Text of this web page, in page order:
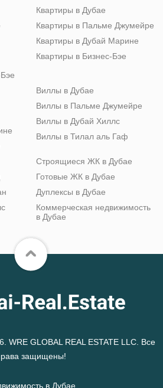
Квартиры в Дубае
Квартиры в Пальме Джумейре
Квартиры в Дубай Марине
Квартиры в Бизнес-Бэе
Виллы в Дубае
Виллы в Пальме Джумейре
Виллы в Дубай Хиллс
Виллы в Тилал аль Гаф
Строящиеся ЖК в Дубае
Готовые ЖК в Дубае
Дуплексы в Дубае
Коммерческая недвижимость
в Дубае
WRE GLOBAL REAL ESTATE LLC. Все
защищены!
в Дубае